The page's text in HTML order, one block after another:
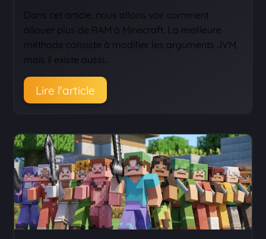
Dans cet article, nous allons voir comment
allouer plus de RAM à Minecraft. La meilleure
méthode consiste à modifier les arguments JVM,
mais il existe aussi…
Lire l'article